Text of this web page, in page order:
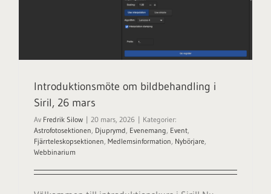
Introduktionsmöte om bildbehandling i
Siril, 26 mars
Av Fredrik Silow | 20 mars, 2026 | Kategorier:
Astrofotosektionen, Djuprymd, Evenemang, Event,
Fjärrteleskopsektionen, Medlemsinformation, Nybörjare,
Webbinarium